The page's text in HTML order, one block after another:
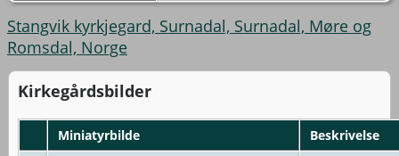
Stangvik kyrkjegard, Surnadal, Surnadal, Møre og
Romsdal, Norge
Kirkegårdsbilder
Miniatyrbilde Beskrivelse